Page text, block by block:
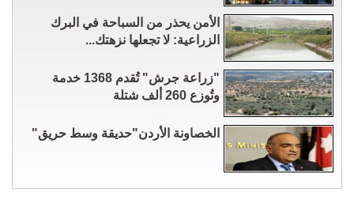
الأمن يحذر من السباحة في البرك
الزراعية: لا تجعلها نزهتك...
"زراعة جرش" تُقدم 1368 خدمة
وتُوزع 260 ألف شتلة
الخصاونة الأردن"حديقة وسط حريق"